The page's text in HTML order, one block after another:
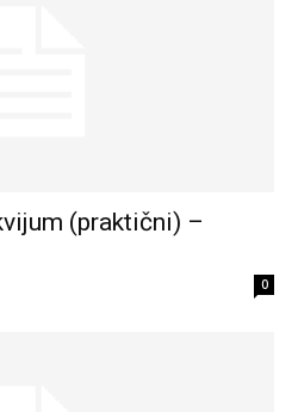
(praktični) –
0